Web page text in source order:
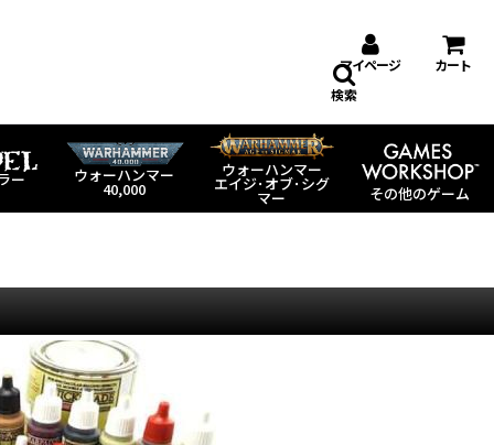
マイページ カート
ー ウォーハンマー
40,000
ウォーハンマー
エイジ･オブ･シグ
マー その他のゲーム
検索